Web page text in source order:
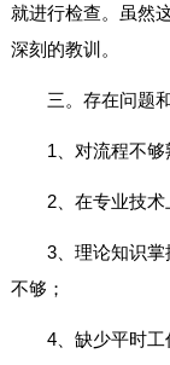
就进行检查。虽然
深刻的教训。
三。存在问题
1、对流程不够
2、在专业技
3、理论知识
不够；
4、缺少平时工